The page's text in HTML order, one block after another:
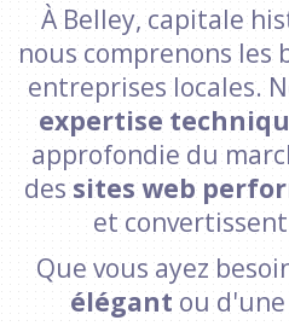
À Belley, capitale
nous comprenons les
entreprises locales.
expertise
approfondie du
des sites web
et
Que vous ayez
élégant ou d'une